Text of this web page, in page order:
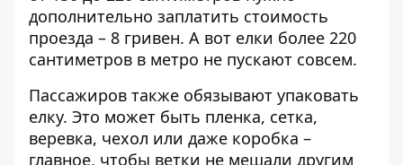
дополнительно заплатить стоимость
проезда – 8 гривен. А вот елки более 220
сантиметров в метро не пускают совсем.
Пассажиров также обязывают упаковать
елку. Это может быть пленка, сетка,
веревка, чехол или даже коробка –
главное, чтобы ветки не мешали другим